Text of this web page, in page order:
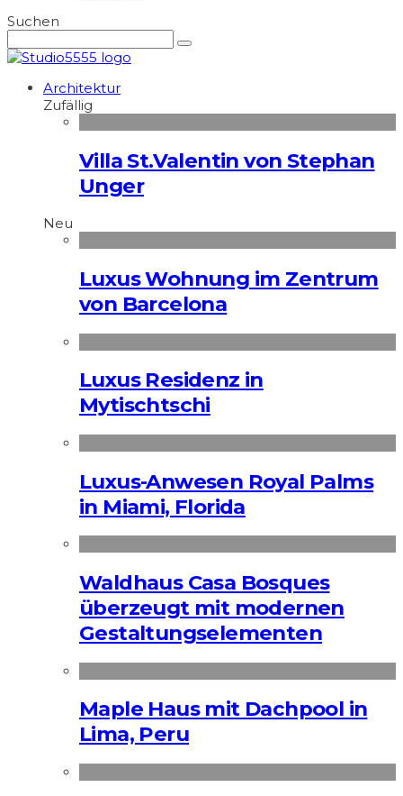
Suchen
Architektur
Zufällig
Villa St.Valentin von Stephan
Unger
Neu
Luxus Wohnung im Zentrum
von Barcelona
Luxus Residenz in
Mytischtschi
Luxus-Anwesen Royal Palms
in Miami, Florida
Waldhaus Casa Bosques
überzeugt mit modernen
Gestaltungselementen
Maple Haus mit Dachpool in
Lima, Peru